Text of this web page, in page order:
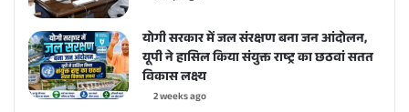
योगी सरकार में जल संरक्षण बना जन आंदोलन,
यूपी ने हासिल किया संयुक्त राष्ट्र का छठवां सतत
विकास लक्ष्य
2 weeks ago